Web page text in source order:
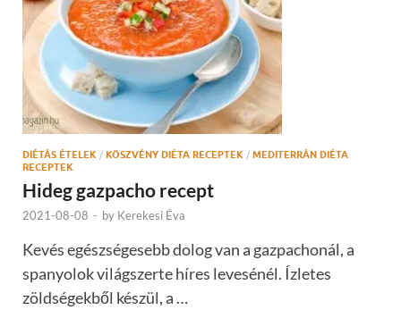
DIÉTÁS ÉTELEK / KÖSZVÉNY DIÉTA RECEPTEK / MEDITERRÁN DIÉTA
RECEPTEK
Hideg gazpacho recept
2021-08-08 - by Kerekesi Éva
Kevés egészségesebb dolog van a gazpachonál, a
spanyolok világszerte híres levesénél. Ízletes
zöldségekből készül, a …